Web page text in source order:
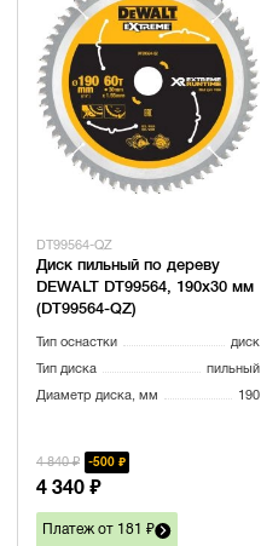
DT99564-QZ
Диск пильный по дереву
DEWALT DT99564, 190х30 мм
(DT99564-QZ)
Тип оснастки диск
Тип диска пильный
Диаметр диска, мм 190
4 840 ₽ 500 ₽
4 340 ₽
Платеж от 181 ₽